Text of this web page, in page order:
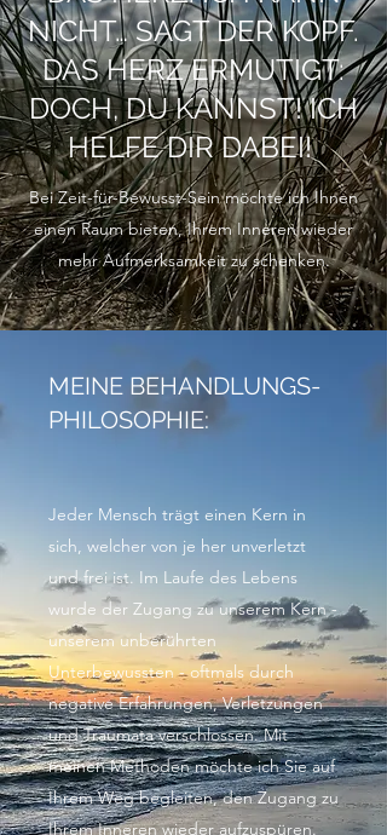
NICHT… SAGT DER KOPF.
DAS HERZ ERMUTIGT:
DOCH, DU KANNST! ICH
HELFE DIR DABEI!
Bei Zeit-für-Bewusst-Sein möchte ich Ihnen
einen Raum bieten, Ihrem Inneren wieder
mehr Aufmerksamkeit zu schenken.
MEINE BEHANDLUNGS-
PHILOSOPHIE:
Jeder Mensch trägt einen Kern in
sich, welcher von je her unverletzt
und frei ist. Im Laufe des Lebens
wurde der Zugang zu unserem Kern -
unserem unberührten
Unterbewussten - oftmals durch
negative Erfahrungen, Verletzungen
und Traumata verschlossen. Mit
meinen Methoden möchte ich Sie auf
Ihrem Weg begleiten, den Zugang zu
Ihrem Inneren wieder aufzuspüren.